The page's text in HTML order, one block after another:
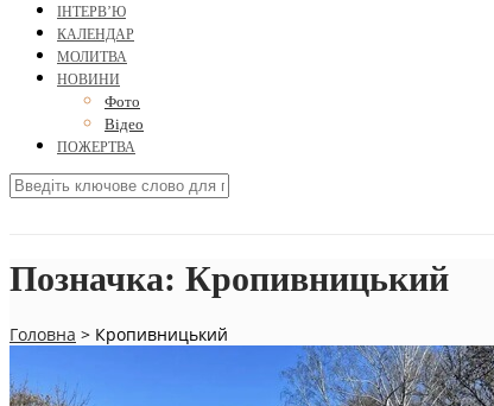
ІНТЕРВ’Ю
КАЛЕНДАР
МОЛИТВА
НОВИНИ
Фото
Відео
ПОЖЕРТВА
Позначка: Кропивницький
Головна > Кропивницький